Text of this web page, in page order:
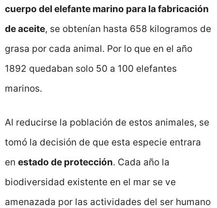
cuerpo del elefante marino para la fabricación
de aceite, se obtenían hasta 658 kilogramos de
grasa por cada animal. Por lo que en el año
1892 quedaban solo 50 a 100 elefantes
marinos.
Al reducirse la población de estos animales, se
tomó la decisión de que esta especie entrara
en estado de protección. Cada año la
biodiversidad existente en el mar se ve
amenazada por las actividades del ser humano